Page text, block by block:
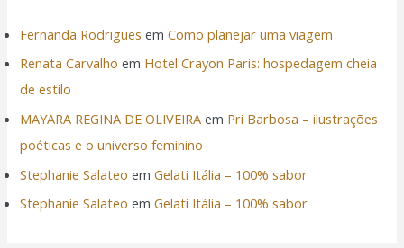
Fernanda Rodrigues emComo planejar uma viagem
Renata Carvalho em Hotel Crayon Paris: hospedagem cheia
de estilo
MAYARA REGINA DE OLIVEIRA em Pri Barbosa – ilustrações
poéticas e o universo feminino
Stephanie Salateo emGelati Itália – 100% sabor
Stephanie Salateo emGelati Itália – 100% sabor